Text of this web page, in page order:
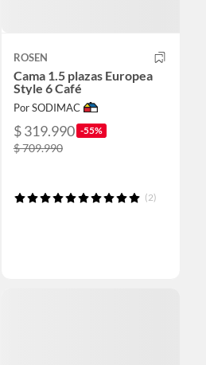
ROSEN
Cama 1.5 plazas Europea
Style 6 Café
Por SODIMAC
$ 319.990 -55%
$ 709.990
(2)